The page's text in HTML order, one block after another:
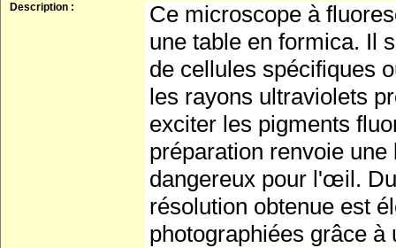
Description :
Ce microscope à
une table en formica. Il
de cellules spécifiques
les rayons ultraviolets
exciter les pigments
préparation renvoie
dangereux pour l'œil.
résolution obtenue est
photographiées grâce